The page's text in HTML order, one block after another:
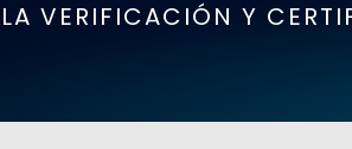
VERIFICACIÓN Y